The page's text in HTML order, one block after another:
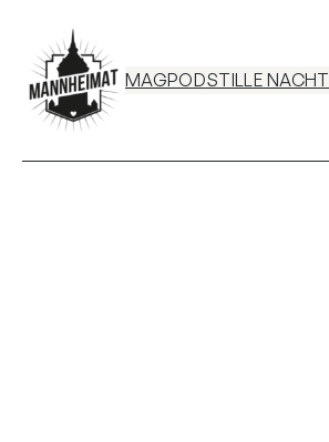
MAGPODSTILLE NACHT